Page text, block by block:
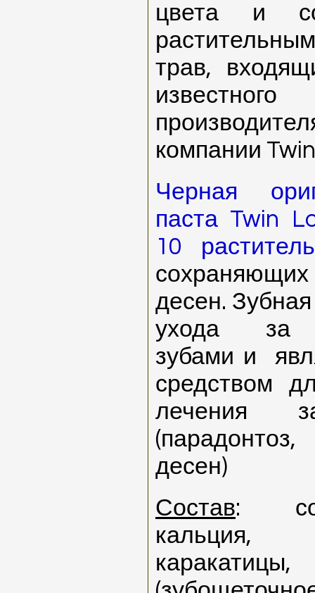
цвета и
трав,
компании
Черная
паста Twin
10
десен.
ухода за
зубами и
средством
лечения
десен)
Состав:
кальция,